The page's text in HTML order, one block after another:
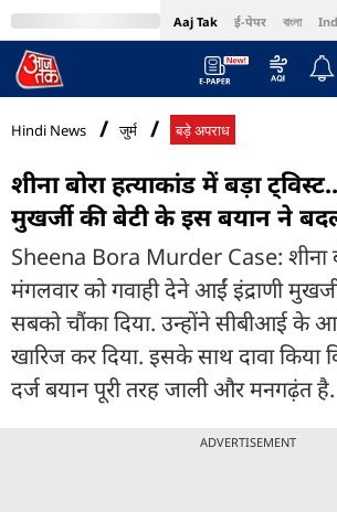
Aaj Tak ई-पेपर বাংলা
MumbaiTak Cosmopolitan Harper's
Hindi News जुर्म बड़े अपराध
शीना बोरा हत्याकांड में बड़ा
मुखर्जी की बेटी के इस बयान ने
Sheena Bora Murder Case: शीना
मंगलवार को गवाही देने आईं इंद्राणी
सबको चौंका दिया. उन्होंने सीबीआई के
खारिज कर दिया. इसके साथ दावा किया
दर्ज बयान पूरी तरह जाली और मनगढ़ंत है.
ADVERTISEMENT